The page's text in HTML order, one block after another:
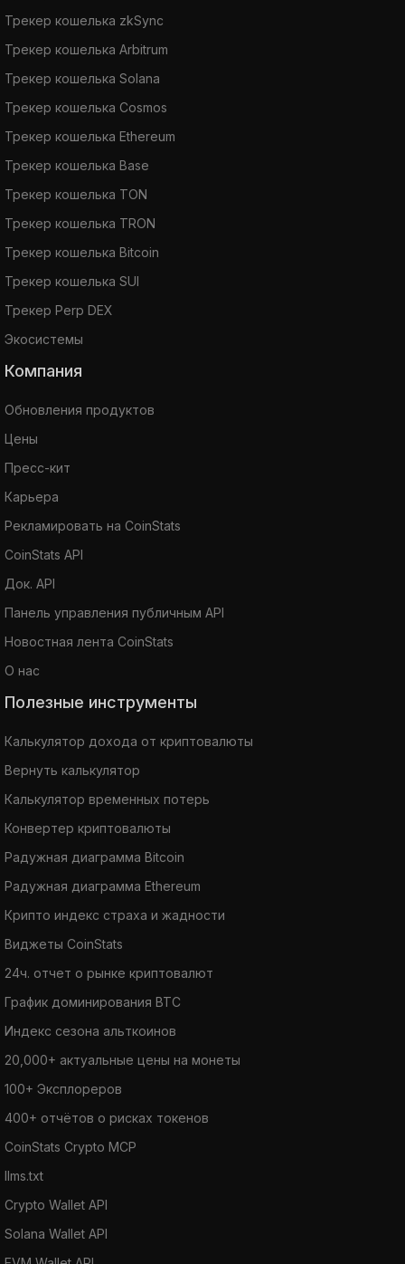
Трекер кошелька zkSync
Трекер кошелька Arbitrum
Трекер кошелька Solana
Трекер кошелька Cosmos
Трекер кошелька Ethereum
Трекер кошелька Base
Трекер кошелька TON
Трекер кошелька TRON
Трекер кошелька Bitcoin
Трекер кошелька SUI
Трекер Perp DEX
Экосистемы
Компания
Обновления продуктов
Цены
Пресс-кит
Карьера
Рекламировать на CoinStats
CoinStats API
Док. API
Панель управления публичным API
Новостная лента CoinStats
О нас
Полезные инструменты
Калькулятор дохода от криптовалюты
Вернуть калькулятор
Калькулятор временных потерь
Конвертер криптовалюты
Радужная диаграмма Bitcoin
Радужная диаграмма Ethereum
Крипто индекс страха и жадности
Виджеты CoinStats
24ч. отчет о рынке криптовалют
График доминирования BTC
Индекс сезона альткоинов
20,000+ актуальные цены на монеты
100+ Эксплореров
400+ отчётов о рисках токенов
CoinStats Crypto MCP
llms.txt
Crypto Wallet API
Solana Wallet API